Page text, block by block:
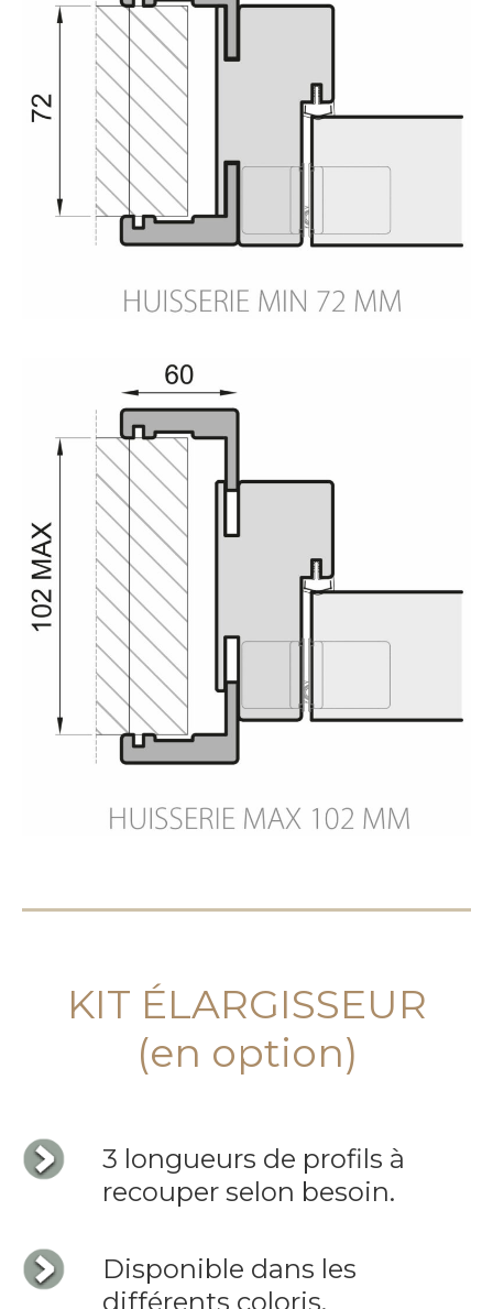
KIT ÉLARGISSEUR
(en option)
3 longueurs de profils à
recouper selon besoin.
Disponible dans les
différents coloris.